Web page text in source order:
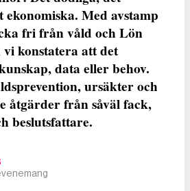
ekonomiska. Med avstamp
fri från våld och Lön
konstatera att det
data eller behov.
ursäkter och
åtgärder från såväl fack,
beslutsfattare.